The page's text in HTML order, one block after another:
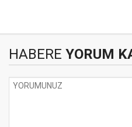
HABERE YORUM